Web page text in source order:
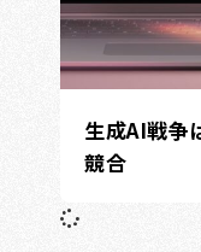
生成AI戦争
競合